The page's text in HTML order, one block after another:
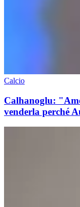
Calcio
Calhanoglu:
venderla perché